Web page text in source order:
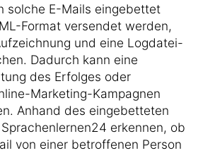
solche E-Mails eingebettet
Format versendet werden,
und eine Logdatei-
Dadurch kann eine
des Erfolges oder
Marketing-Kampagnen
Anhand des eingebetteten
erkennen, ob
von einer betroffenen Person